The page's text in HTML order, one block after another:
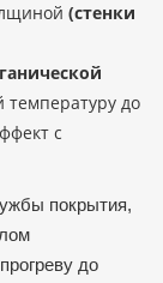
(стенки
до
с
покрытия,
до